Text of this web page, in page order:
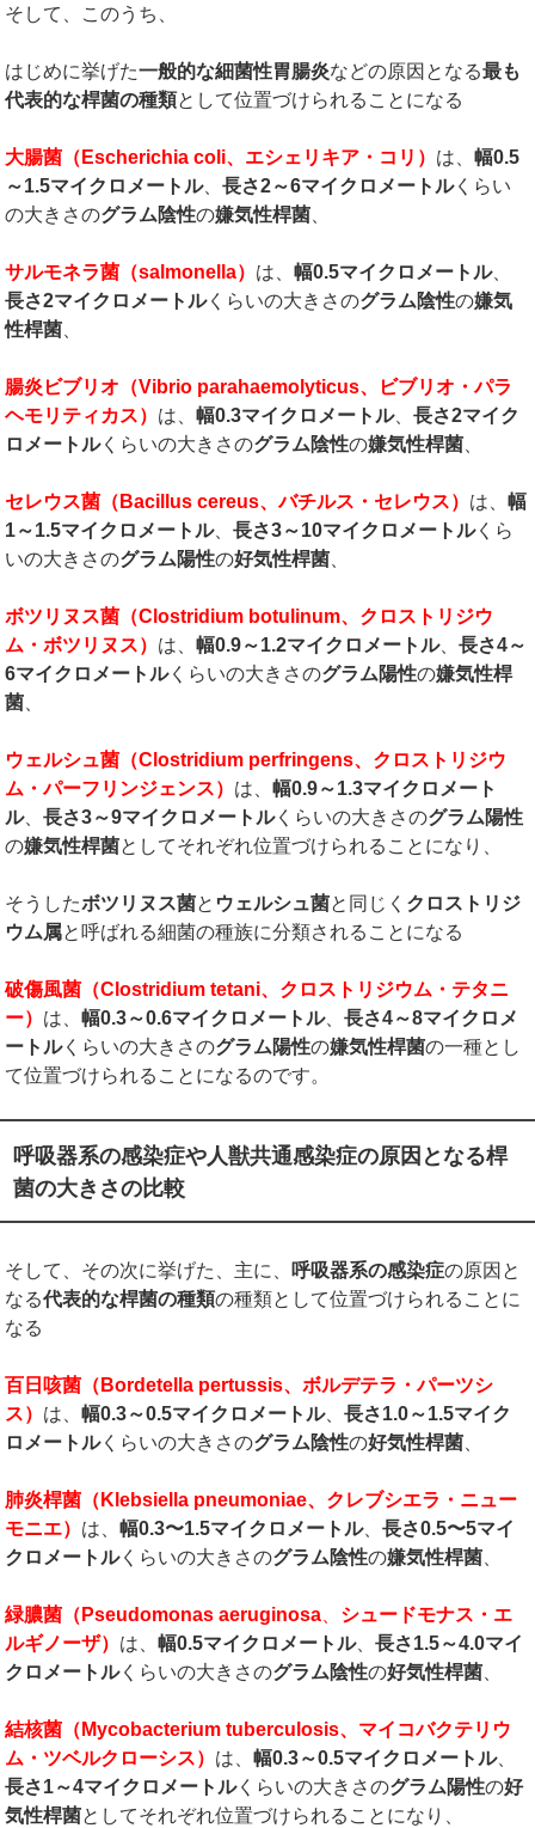
そして、このうち、
はじめに挙げた一般的な細菌性胃腸炎などの原因となる最も
代表的な桿菌の種類として位置づけられることになる
大腸菌（ Escherichia coli、エシェリキア・コリ） は、幅0.5
～1.5マイクロメートル、長さ2～6マイクロメートルくらい
の大きさのグラム陰性の嫌気性桿菌
サルモネラ菌（salmonella） は、幅0.5マイクロメートル、
長さ2マイクロメートルくらいの大きさのグラム陰性の嫌気
性桿菌
腸炎ビブリオ（Vibrio parahaemolyticus、ビブリオ・パラ
ヘモリティカス） は、幅0.3マイクロメートル、長さ2マイク
ロメートルくらいの大きさのグラム陰性の嫌気性桿菌
セレウス菌（ Bacillus cereus、バチルス・セレウス） は、幅
1～1.5マイクロメートル、長さ3～10マイクロメートルくら
いの大きさのグラム陽性の好気性桿菌
ボツリヌス菌（Clostridium botulinum、クロストリジウ
ム・ボツリヌス） は、幅0.9～1.2マイクロメートル、長さ4～
6マイクロメートルくらいの大きさのグラム陽性の嫌気性桿
菌
ウェルシュ菌（Clostridium perfringens、クロストリジウ
ム・パーフリンジェンス） は、幅0.9～1.3マイクロメート
ル、長さ3～9マイクロメートルくらいの大きさのグラム陽性
の嫌気性桿菌としてそれぞれ位置づけられることになり、
そうしたボツリヌス菌と ウェルシュ菌と同じく クロストリジ
ウム属と呼ばれる細菌の種族に分類されることになる
破傷風菌（Clostridium tetani、クロストリジウム・テタニ
ー） は、幅0.3～0.6マイクロメートル、長さ4～8マイクロメ
ートルくらいの大きさのグラム陽性の嫌気性桿菌の一種とし
て位置づけられることになるのです。
呼吸器系の感染症や人獣共通感染症の原因となる桿
菌の大きさの比較
そして、その次に挙げた、主に、 呼吸器系の感染症の原因と
なる代表的な桿菌の種類の種類として位置づけられることに
なる
百日咳菌（ Bordetella pertussis、ボルデテラ・パーツシ
ス） は、幅0.3～0.5マイクロメートル、長さ1.0～1.5マイク
ロメートルくらいの大きさのグラム陰性の好気性桿菌
肺炎桿菌（ Klebsiella pneumoniae、クレブシエラ・ニュー
モニエ） は、幅0.3〜1.5マイクロメートル、長さ0.5〜5マイ
クロメートルくらいの大きさのグラム陰性の嫌気性桿菌
緑膿菌（ Pseudomonas aeruginosa
シュードモナス・エ
ルギノーザ） は、幅0.5マイクロメートル、長さ1.5～4.0マイ
クロメートルくらいの大きさのグラム陰性の好気性桿菌
結核菌（ Mycobacterium tuberculosis、マイコバクテリウ
ム・ツベルクローシス） は、幅0.3～0.5マイクロメートル、
長さ1～4マイクロメートルくらいの大きさのグラム陽性の好
気性桿菌としてそれぞれ位置づけられることになり、